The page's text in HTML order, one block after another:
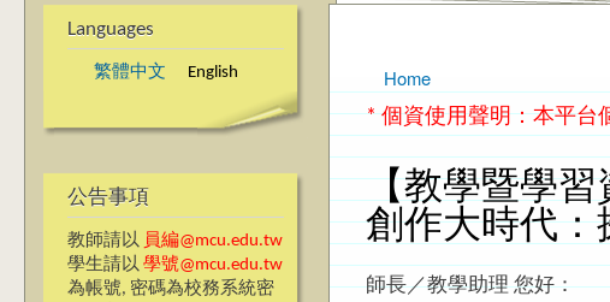
Languages
繁體中文 English
公告事項
教師請以 員編@mcu.edu.tw
學生請以 學號@mcu.edu.tw
為帳號, 密碼為校務系統密
You are here
Home
* 個資使用聲明：本平台
【教學暨學習
創作大時代：
師長／教學助理 您好：